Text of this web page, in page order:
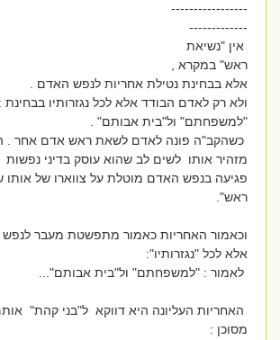
-----------------
-------------
אין "נשיאת
ראש" במקרא ,
אלא בבחינת נטילת אחריות לנפש האדם .
ולא רק לאדם הבודד אלא לכל נגזרותיו בבחינת :
"למשפחתם" ול"בית אבותם" .
כשהקב"ה פונה לאדם לשאת ראש אדם אחר .
מזהיר אותו לשים לב שהוא עוסק בדיני נפשות
פגיעה בנפש האדם מוטלת על צווארו של אותו
ראש".
וכאמור האחריות כאמור מתפשטת מעבר לנפש
אלא לכל "נגזרותיו":
לאמור : "למשפחתם" ול"בית אבותם"...
האחריות העליונה היא דווקא ל"בני קהת" אותם
מסוכן :